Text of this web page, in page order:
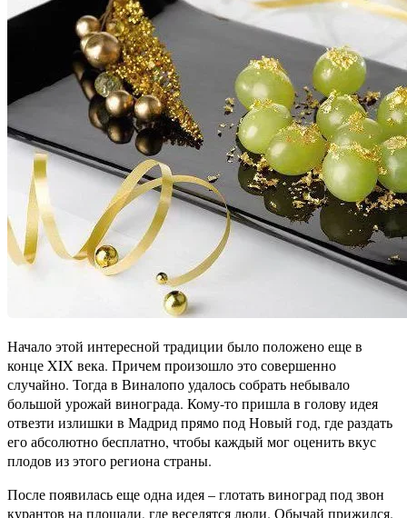
Начало этой интересной традиции было положено еще в
конце XIX века. Причем произошло это совершенно
случайно. Тогда в Виналопо удалось собрать небывало
большой урожай винограда. Кому-то пришла в голову идея
отвезти излишки в Мадрид прямо под Новый год, где раздать
его абсолютно бесплатно, чтобы каждый мог оценить вкус
плодов из этого региона страны.
После появилась еще одна идея – глотать виноград под звон
курантов на площади, где веселятся люди. Обычай прижился.